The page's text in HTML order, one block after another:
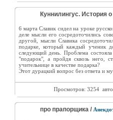
Куннилингус. История
6 марта Славик сидел на уроке
деле мысли его сосредоточились
другой, мысли Славика
подарке, который каждый ученик
следующий день. Проблема
"подарок", а пройдя сквозь него,
учительнице в качестве подарка?
Этот дурацкий вопрос без ответа и
Просмотров: 3254
про прапорщика /